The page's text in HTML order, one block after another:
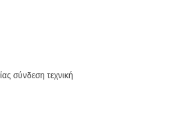
σύνδεση τεχνική